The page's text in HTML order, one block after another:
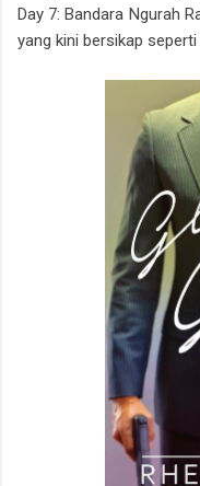
Day 7: Bandara Ngurah
yang kini bersikap seperti